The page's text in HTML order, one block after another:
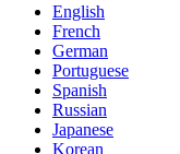
English
French
German
Portuguese
Spanish
Russian
Japanese
Korean